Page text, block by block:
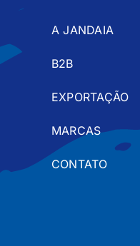
A JANDAIA
B2B
EXPORTAÇÃO
MARCAS
CONTATO